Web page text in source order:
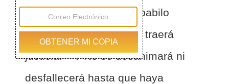
cascada, ni apagará el pabilo
mortecino; con fidelidad traerá
justicia.
4 No se desanimará ni
desfallecerá hasta que haya